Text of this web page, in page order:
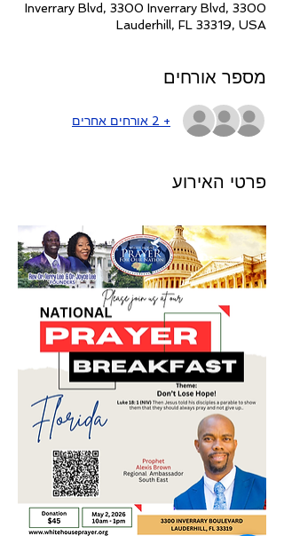
3300 Inverrary Blvd, 3300 Inverrary Blvd,
Lauderhill, FL 33319, USA
מספר אורחים
+ 2 אורחים אחרים
פרטי האירוע